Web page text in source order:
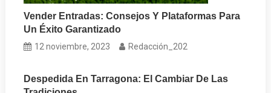
Vender Entradas: Consejos Y Plataformas Para
Un Éxito Garantizado
12 noviembre, 2023 Redacción_202
Despedida En Tarragona: El Cambiar De Las